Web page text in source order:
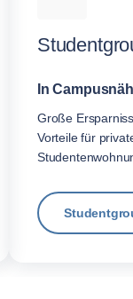
In
Große
Vorteile für